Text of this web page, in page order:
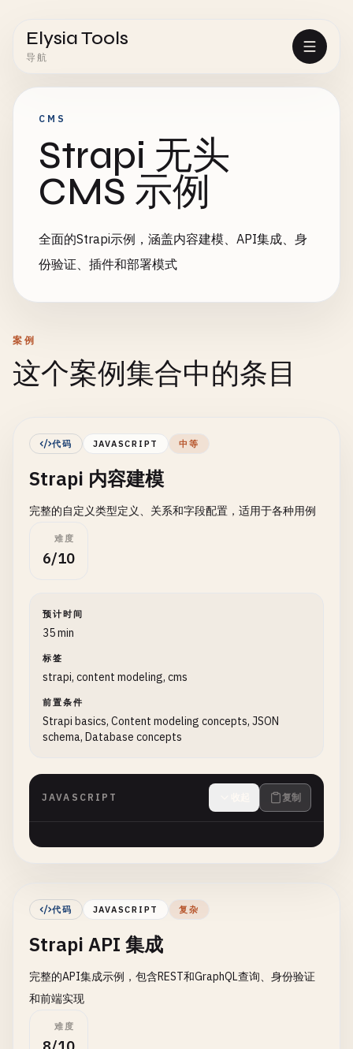
Elysia Tools
导航
CMS
Strapi 无头
CMS 示例
全面的Strapi示例，涵盖内容建模、API集成、身
份验证、插件和部署模式
案例
这个案例集合中的条目
代码 JAVASCRIPT 中等
Strapi 内容建模
完整的自定义类型定义、关系和字段配置，适用于各种用例
难度
6/10
预计时间
35 min
标签
strapi, content modeling, cms
前置条件
Strapi basics, Content modeling concepts, JSON
schema, Database concepts
JAVASCRIPT 复制
代码 JAVASCRIPT 复杂
Strapi API 集成
完整的API集成示例，包含REST和GraphQL查询、身份验证
和前端实现
难度